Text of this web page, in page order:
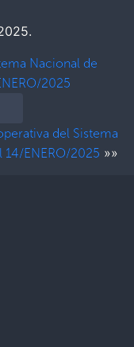
Nacional de
2025
del Sistema
ENERO/2025 »»